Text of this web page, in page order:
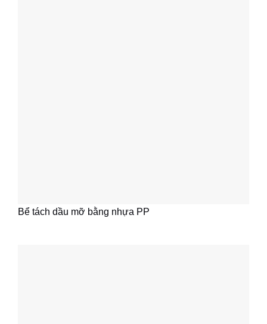
Bể tách dầu mỡ bằng nhựa PP